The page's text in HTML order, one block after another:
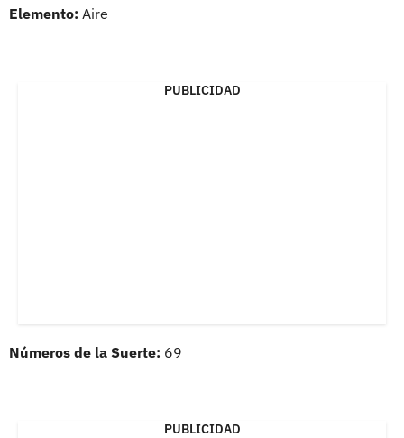
Elemento: Aire
PUBLICIDAD
Números de la Suerte: 69
PUBLICIDAD